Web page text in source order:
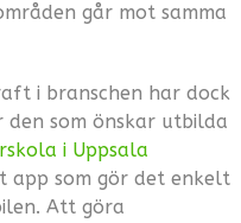
går mot samma
i branschen har dock
som önskar utbilda
i Uppsala
app som gör det enkelt
Att göra